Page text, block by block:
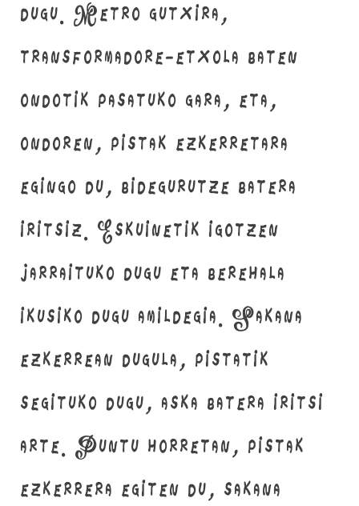
dugu. Metro gutxira,
transformadore-etxola baten
ondotik pasatuko gara, eta,
ondoren, pistak ezkerretara
egingo du, bidegurutze batera
iritsiz. Eskuinetik igotzen
jarraituko dugu eta berehala
ikusiko dugu amildegia. Sakana
ezkerrean dugula, pistatik
segituko dugu, aska batera iritsi
arte. Puntu horretan, pistak
ezkerrera egiten du, sakana